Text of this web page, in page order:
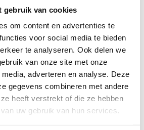
gebruik van cookies
om content en advertenties te
voor social media te bieden
te analyseren. Ook delen we
van onze site met onze
adverteren en analyse. Deze
gegevens combineren met andere
heeft verstrekt of die ze hebben
uw gebruik van hun services.
fiscaal attest?
een fiscaal attest als mijn kind
georganiseerd door